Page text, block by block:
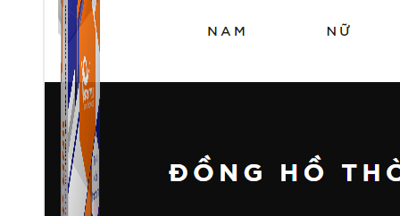
ATP Link
Tạo Bio Link nhanh chóng chỉ với vài click chuột